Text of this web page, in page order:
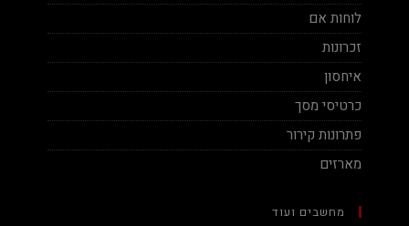
לוחות אם
זכרונות
איחסון
כרטיסי מסך
פתרונות קירור
מארזים
מחשבים ועוד